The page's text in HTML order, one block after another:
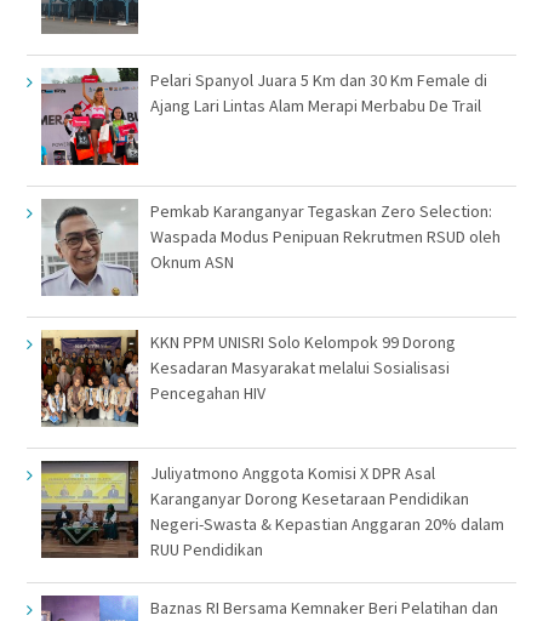
Pelari Spanyol Juara 5 Km dan 30 Km Female di
Ajang Lari Lintas Alam Merapi Merbabu De Trail
Pemkab Karanganyar Tegaskan Zero Selection:
Waspada Modus Penipuan Rekrutmen RSUD oleh
Oknum ASN
KKN PPM UNISRI Solo Kelompok 99 Dorong
Kesadaran Masyarakat melalui Sosialisasi
Pencegahan HIV
Juliyatmono Anggota Komisi X DPR Asal
Karanganyar Dorong Kesetaraan Pendidikan
Negeri-Swasta & Kepastian Anggaran 20% dalam
RUU Pendidikan
Baznas RI Bersama Kemnaker Beri Pelatihan dan